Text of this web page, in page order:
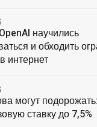
научились
и обходить
интернет
могут
ставку до 7,5%